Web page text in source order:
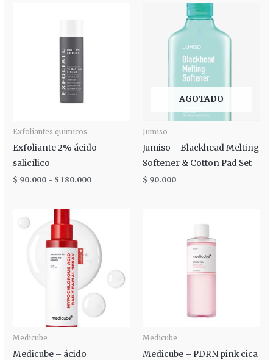
Exfoliantes quimicos
Exfoliante 2% ácido
salicílico
$ 90.000 - $ 180.000
AGOTADO
Jumiso
Jumiso – Blackhead Melting
Softener & Cotton Pad Set
$ 90.000
Medicube
Medicube – ácido
precios:
desde
$ 50.000
hasta
$ 99.000
Medicube
Medicube – PDRN pink cica